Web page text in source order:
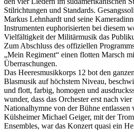
Stilrichtungen und Standards.
Markus Lehnhardt und seine
Instrumenten euphorisierten bei diesem
Vielfältigkeit der Militärmusik das
Zum Abschluss des offiziellen
„Mein Regiment“ einen flotten Marsch
Überraschungen.
Das Heeresmusikkorps 12 bot den
Blasmusik auf höchstem Niveau,
und flott, farbig, homogen und
wunder, dass das Orchester erst nach
Nationalhymne von der Bühne entlassen
Külsheimer Michael Geiger, mit der
Ensembles, war das Konzert quasi ein